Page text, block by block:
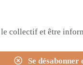
collectif et être
Se